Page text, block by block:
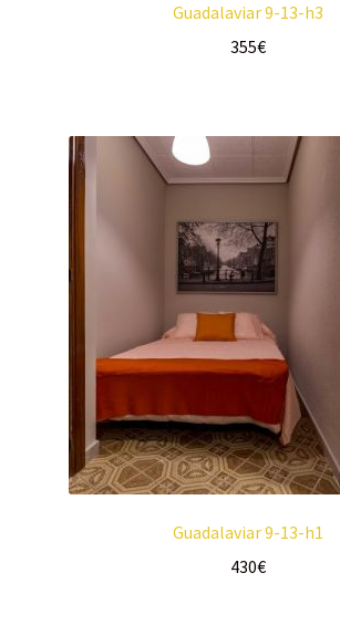
Guadalaviar 9-13-h3
355€
Guadalaviar 9-13-h1
430€